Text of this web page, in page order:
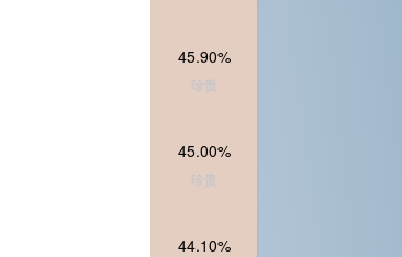
45.90%
珍贵
45.00%
珍贵
44.10%